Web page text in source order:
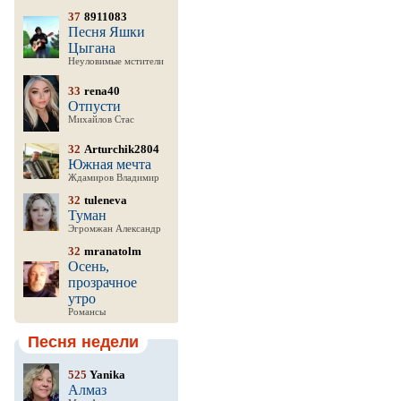
37 8911083
Песня Яшки
Цыгана
Неуловимые мстители
33 rena40
Отпусти
Михайлов Стас
32 Arturchik2804
Южная мечта
Ждамиров Владимир
32 tuleneva
Туман
Эгромжан Александр
32 mranatolm
Осень,
прозрачное
утро
Романсы
Песня недели
525 Yanika
Алмаз